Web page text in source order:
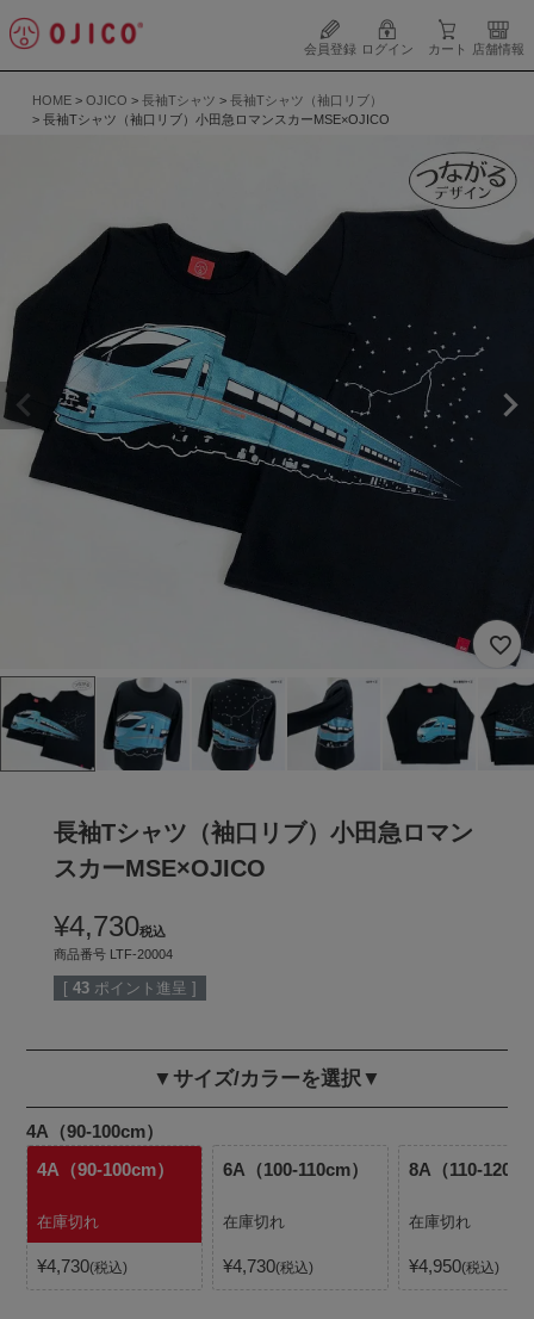
会員登録 ログイン カート 店舗情報
HOME OJICO 長袖Tシャツ
長袖Tシャツ（袖口リブ）
長袖Tシャツ（袖口リブ）小田急ロマンスカーMSE×OJICO
長袖Tシャツ（袖口リブ）小田急ロマン
スカーMSE×OJICO
¥4,730税込
商品番号 LTF-20004
[ 43 ポイント進呈 ]
▼サイズ/カラーを選択▼
4A（90-100cm）
4A（90-100cm）
在庫切れ
¥4,730 税込
6A（100-110cm）
在庫切れ
¥4,730 税込
8A（110-
在庫切れ
¥4,950 税込